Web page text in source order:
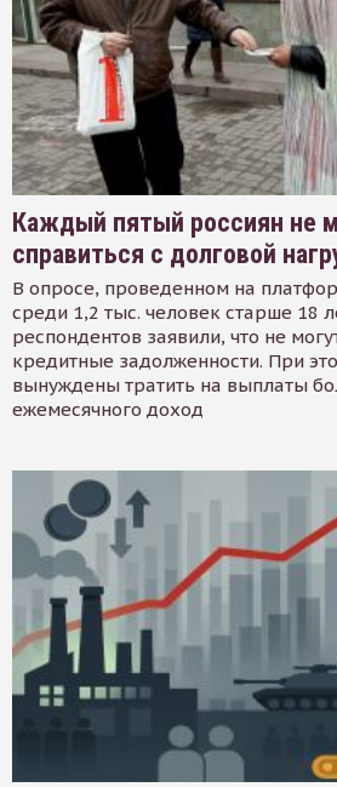
Каждый пятый россиян не
справиться с долговой
В опросе, проведенном на
среди 1,2 тыс. человек старше 18
респондентов заявили, что не
кредитные задолженности. При
вынуждены тратить на выплаты
ежемесячного доход